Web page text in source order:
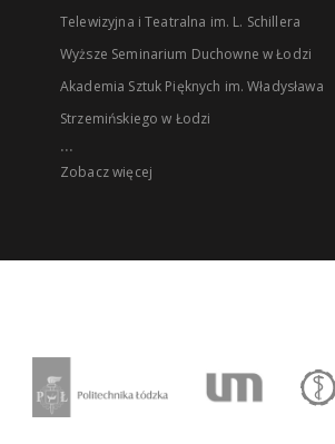
Telewizyjna i Teatralna im. L. Schillera
Wyższe Seminarium Duchowne w Łodzi
Akademia Sztuk Pięknych im. Władysława
Strzemińskiego w Łodzi
...
Zobacz więcej